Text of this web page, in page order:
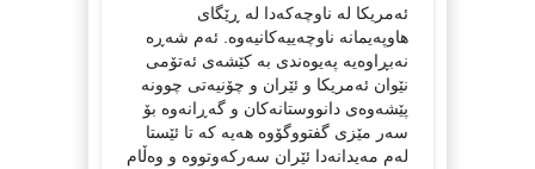
ئەمریکا لە ناوچەکەدا لە ڕێگای
هاوپەیمانە ناوچەییەکانیەوە. ئەم شەڕە
نەبڕاوەیە پەیوەندی بە کێشەی ئەتۆمی
نێوان ئەمریکا و ئێران و چۆنیەتی چوونە
پێشەوەی دانووستانەکان و گەڕانەوە بۆ
سەر مێزی گفتووگۆوە هەیە کە تا ئێستا
لەم مەیدانەدا ئێران سەرکەوتووە و وەڵام